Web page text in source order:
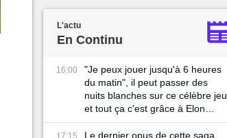
L'actu
En Continu
16:00
"Je peux jouer jusqu'à 6 heures
du matin", il peut passer des
nuits blanches sur ce célèbre jeu
et tout ça c'est grâce à Elon
Musk !
17:15
Le dernier opus de cette saga